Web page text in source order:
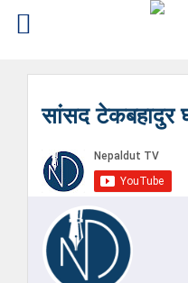
सांसद टेकबहादुर